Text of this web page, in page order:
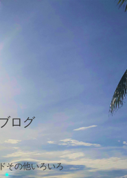
ログ
その他いろいろ